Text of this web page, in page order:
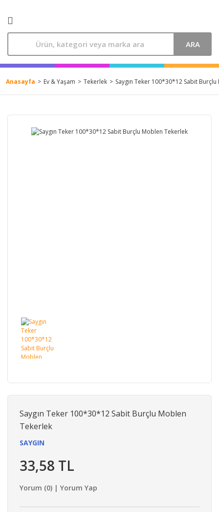
ARA
Anasayfa Ev & Yaşam Tekerlek Saygın Teker 100*30*12 Sabit
Saygın Teker 100*30*12 Sabit Burçlu Moblen
Tekerlek
SAYGIN
33,58 TL
Yorum (0) | Yorum Yap